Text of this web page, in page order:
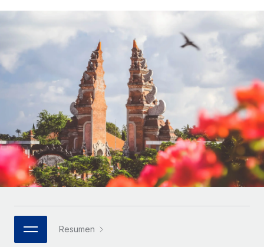
PEO
Externaliza tareas laborales complejas.
INFRAESTRUCTURA
Conexión Remote
Integra los RR. HH. en tus flujos de trabajo sin
complicaciones.
Plataforma
Funciones esenciales de RR. HH. integradas para tu
Conectar
Conecta cualquier herramienta de IA con Remote
ETAPAS DE CRECIMIENTO
Soluciones ágiles de RR. HH. globales y nóminas para
empresas en crecimiento.
Mediana empresa
Amplía tu equipo con soluciones de RR. HH.
personalizadas.
Empresa
RR. HH. globales para grandes empresas.
ASOCIARSE
Socios tecnológicos estratégicos
Integra la gestión de los RR. HH. globales en tu
autónomos globales.
APRENDIZAJE CON REMOTE
Guías y recursos
Casos prácticos
Glosario de RR. HH.
Listas de verificación y plantillas
Biblioteca de descripciones de puestos
Webinarios
Nederlands
Italiano
Português (Portugal)
日本語
한국어
中文（简体）Resumen